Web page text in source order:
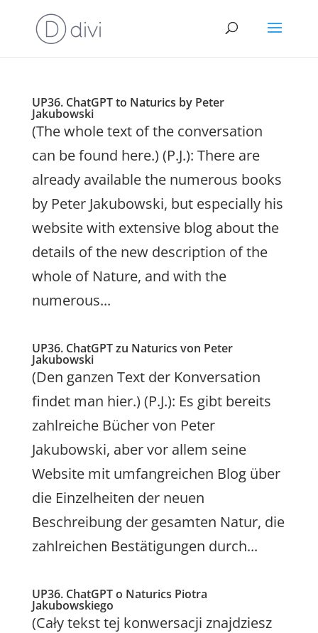
UP36. ChatGPT to Naturics by Peter
Jakubowski
(The whole text of the conversation
can be found here.) (P.J.): There are
already available the numerous books
by Peter Jakubowski, but especially his
website with extensive blog about the
details of the new description of the
whole of Nature, and with the
numerous...
UP36. ChatGPT zu Naturics von Peter
Jakubowski
(Den ganzen Text der Konversation
findet man hier.) (P.J.): Es gibt bereits
zahlreiche Bücher von Peter
Jakubowski, aber vor allem seine
Website mit umfangreichen Blog über
die Einzelheiten der neuen
Beschreibung der gesamten Natur, die
zahlreichen Bestätigungen durch...
UP36. ChatGPT o Naturics Piotra
Jakubowskiego
(Cały tekst tej konwersacji znajdziesz